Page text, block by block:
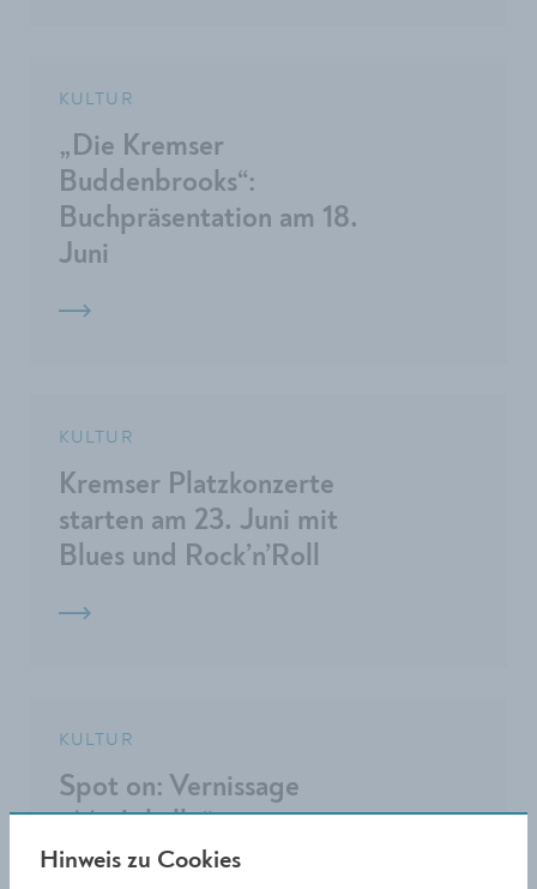
KULTUR
„Die Kremser
Buddenbrooks“:
Buchpräsentation am 18.
Juni
KULTUR
Kremser Platzkonzerte
starten am 23. Juni mit
Blues und Rock’n’Roll
KULTUR
Spot on: Vernissage
„Markthalle“ im
Rathausfoyer
Hinweis zu Cookies